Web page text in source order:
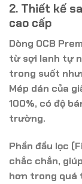
2. Thiết kế
cao cấp
Dòng OCB
từsợi lanh tự
trong suốt
Mép dán của
100%, có độ
trường.
Phần đầu lọc
chắc chắn,
hơn trong quá